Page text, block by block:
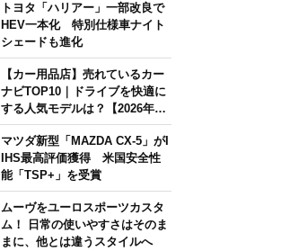
トヨタ「ハリアー」一部改良で
HEV一本化 特別仕様車ナイト
シェードも進化
【カー用品店】売れているカー
ナビTOP10｜ドライブを快適に
する人気モデルは？【2026年6
月版】
マツダ新型「MAZDA CX-5」がI
IHS最高評価獲得 米国安全性
能「TSP+」を受賞
ムーヴをユーロスポーツカスタ
ム！ 日常の使いやすさはそのま
まに、他とは違うスタイルへ